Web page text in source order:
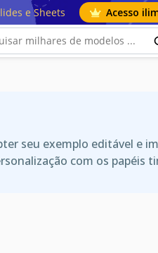
e Sheets Acesso
seu exemplo editável e
com os papéis